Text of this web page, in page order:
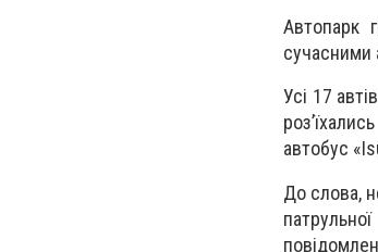
Автопарк
сучасними
Усі 17
автобус
До слова,